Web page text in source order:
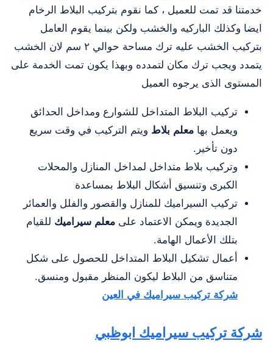
خدمتنا قد تمت للعميل ، كما نقوم بتركيب البلاط الرخام
ايضا وكذلك الباركيه والخشب ولكن بينما يقوم العامل
بتركيب الخشب عليه ترك مساحة حوالي ٢ سم لان الخشب
يتمدد ويجب ترك مكان لتمدده وبهذا يكون تمت الخدمة على
المستوى الذى يرجوه العميل
تركيب البلاط المتداخل للشوارع ومداخل الحدائق
ويعمل بها معلم بلاط ويتم التركيب في وقت سريع
دون تأخير.
وتركيب بلاط متداخل لمداخل المنازل والمحلات
الكبرى وتنسيق أشكال البلاط بمساعدة
تركيب السيراميك للمنازل والقصور والفلل والعمائر
الجديدة ويمكن الاعتماد على معلم سيراميك للقيام
بتلك الأعمال الهامة.
أعمال تشكيل البلاط المتداخل للحصول على شكل
متناسق من البلاط ليكون المنظر مقبول ومنسق.
شركة تركيب سيراميك في العين
شركة ‏تركيب سيراميك ابوظبي